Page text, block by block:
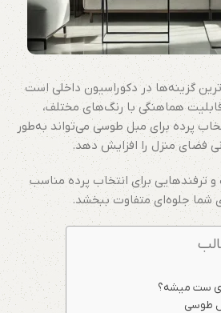
گزینه‌ها در دکوراسیون داخلی است
هماهنگی با رنگ‌های مختلف،
پرده برای مبل طوسی می‌تواند به‌طور
فضای منزل را افزایش دهد.
ترفندهایی برای انتخاب پرده مناسب
شما جلوه‌ای متفاوت ببخشد.
ست میشه؟
طوسی